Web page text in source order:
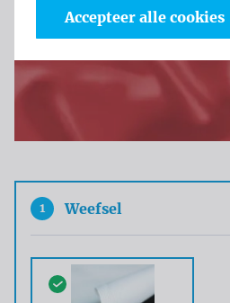
1 Weefsel
Accepteer alle cookies